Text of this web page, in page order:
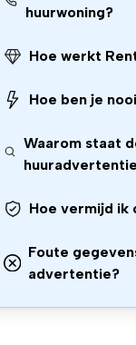
huurwoning?
Hoe werkt
Hoe ben je
Waarom staat
Hoe vermijd ik
Foute
advertentie?